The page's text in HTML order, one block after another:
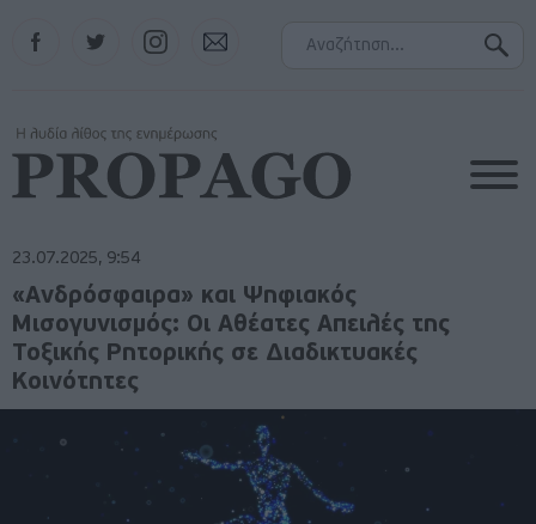
Instagram
23.07.2025, 9:54
«Ανδρόσφαιρα» και Ψηφιακός
Μισογυνισμός: Οι Αθέατες Απειλές της
Τοξικής Ρητορικής σε Διαδικτυακές
Κοινότητες